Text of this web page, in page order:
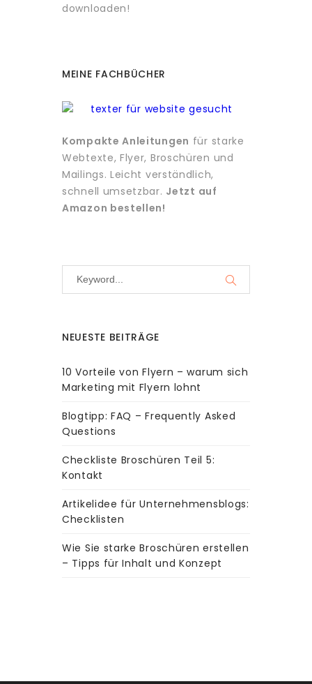
downloaden!
MEINE FACHBÜCHER
Kompakte Anleitungen für starke
Webtexte, Flyer, Broschüren und
Mailings. Leicht verständlich,
schnell umsetzbar. Jetzt auf
Amazon bestellen!
NEUESTE BEITRÄGE
10 Vorteile von Flyern – warum sich
Marketing mit Flyern lohnt
Blogtipp: FAQ – Frequently Asked
Questions
Checkliste Broschüren Teil 5:
Kontakt
Artikelidee für Unternehmensblogs:
Checklisten
Wie Sie starke Broschüren erstellen
– Tipps für Inhalt und Konzept